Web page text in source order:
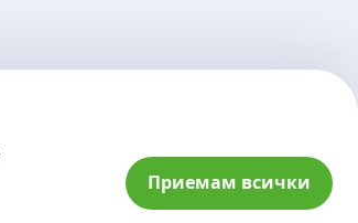
Приемам всички
© 2026 „Банка ДСК“ АД